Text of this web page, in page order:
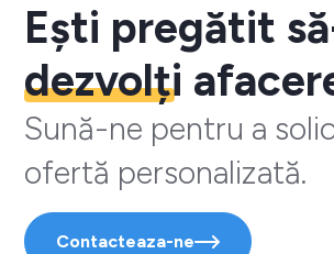
Ești pregătit
dezvolți
Sună-ne pentru a
ofertă personalizată.
Contacteaza-ne